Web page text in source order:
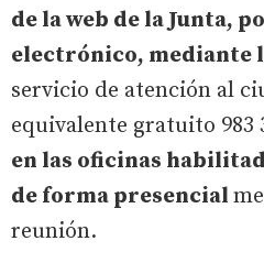
de la web de la Junta,
electrónico, mediante
servicio de atención al
equivalente gratuito 983
en las oficinas
de forma presencial
reunión.